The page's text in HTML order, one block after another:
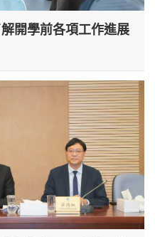
開學前各項工作進展